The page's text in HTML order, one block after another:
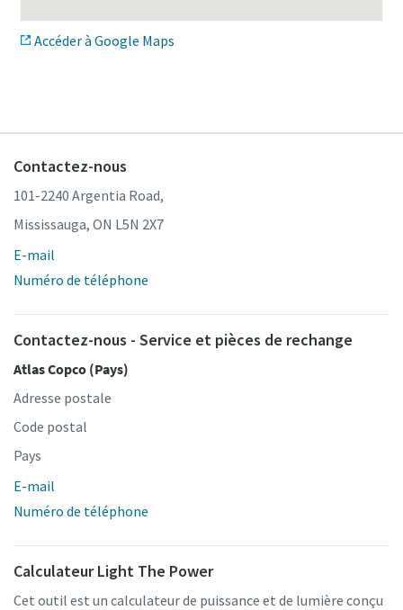
Accéder à Google Maps
Contactez-nous
101-2240 Argentia Road,
Mississauga, ON L5N 2X7
E-mail
Numéro de téléphone
Contactez-nous - Service et pièces de rechange
Atlas Copco (Pays)
Adresse postale
Code postal
Pays
E-mail
Numéro de téléphone
Calculateur Light The Power
Cet outil est un calculateur de puissance et de lumière conçu